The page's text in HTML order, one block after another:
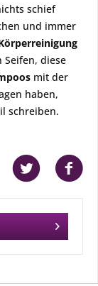
schief
und immer
diese
mit der
haben,
schreiben.